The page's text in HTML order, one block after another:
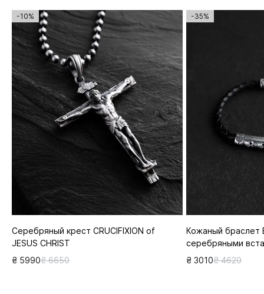
-10%
Серебряный крест CRUCIFIXION of
JESUS CHRIST
₴ 5990₴ 6650
-35%
Кожаный браслет
серебряными
₴ 3010₴ 4620